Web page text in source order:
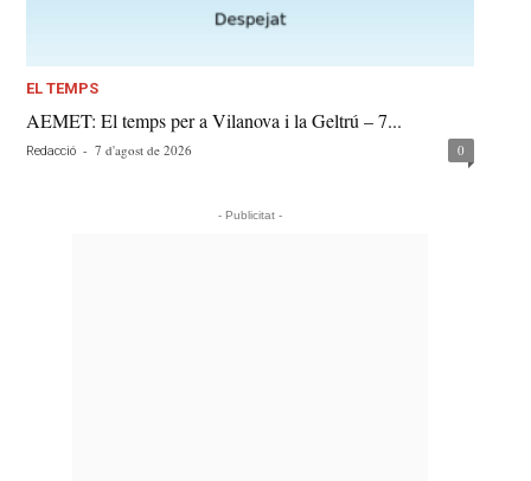
EL TEMPS
AEMET: El temps per a Vilanova i la Geltrú – 7...
Redacció - 7 d'agost de 2026 0
- Publicitat -